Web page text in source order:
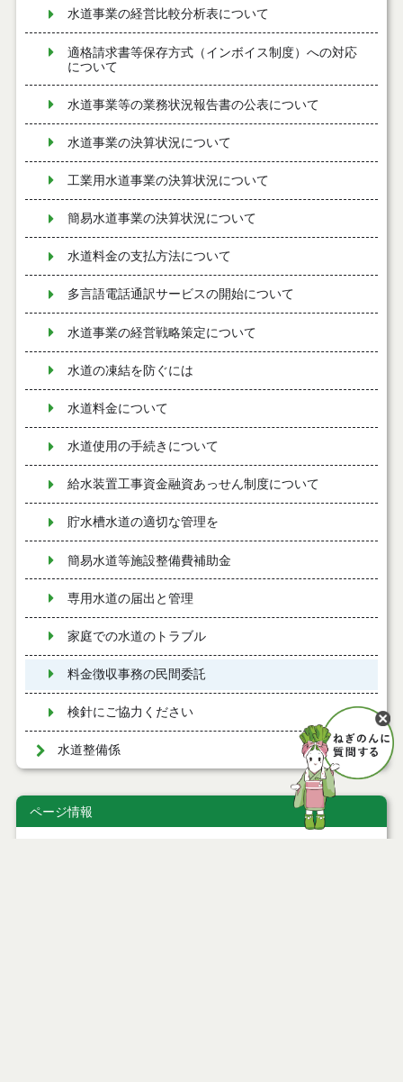
水道事業の経営比較分析表について
適格請求書等保存方式（インボイス制度）への対応
について
水道事業等の業務状況報告書の公表について
水道事業の決算状況について
工業用水道事業の決算状況について
簡易水道事業の決算状況について
水道料金の支払方法について
多言語電話通訳サービスの開始について
水道事業の経営戦略策定について
水道の凍結を防ぐには
水道料金について
水道使用の手続きについて
給水装置工事資金融資あっせん制度について
貯水槽水道の適切な管理を
簡易水道等施設整備費補助金
専用水道の届出と管理
家庭での水道のトラブル
料金徴収事務の民間委託
検針にご協力ください
水道整備係
ページ情報